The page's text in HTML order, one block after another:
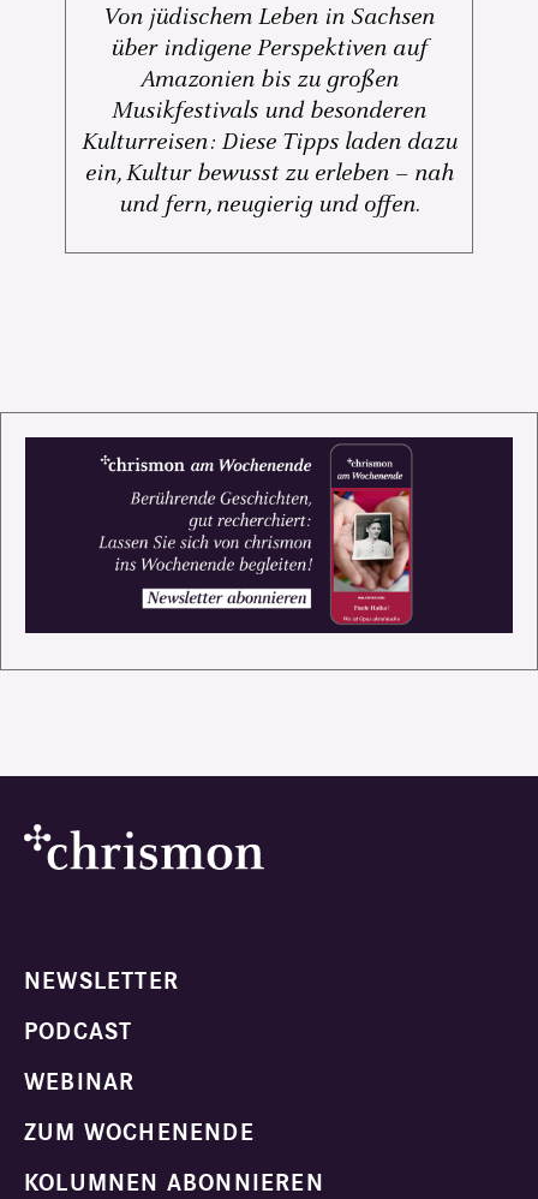
Von jüdischem Leben in Sachsen
über indigene Perspektiven auf
Amazonien bis zu großen
Musikfestivals und besonderen
Kulturreisen: Diese Tipps laden dazu
ein, Kultur bewusst zu erleben – nah
und fern, neugierig und offen.
NEWSLETTER
PODCAST
WEBINAR
ZUM WOCHENENDE
KOLUMNEN ABONNIEREN